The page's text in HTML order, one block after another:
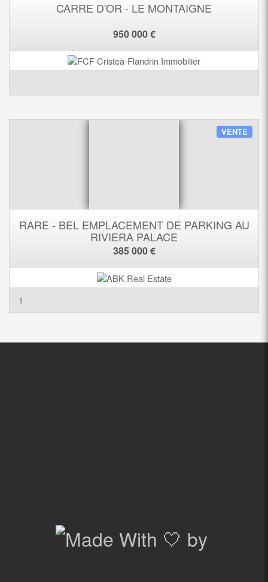
CARRE D'OR - LE MONTAIGNE
950 000 €
VENTE
RARE - BEL EMPLACEMENT DE PARKING AU
RIVIERA PALACE
385 000 €
1